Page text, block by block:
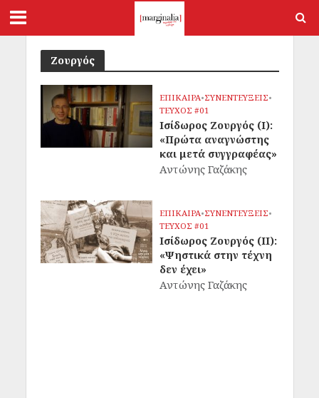
Ζουργός
ΕΠΙΚΑΙΡΑ•ΣΥΝΕΝΤΕΥΞΕΙΣ•
ΤΕΥΧΟΣ #01
Ισίδωρος Ζουργός (I):
«Πρώτα αναγνώστης
και μετά συγγραφέας»
Αντώνης Γαζάκης
ΕΠΙΚΑΙΡΑ•ΣΥΝΕΝΤΕΥΞΕΙΣ•
ΤΕΥΧΟΣ #01
Ισίδωρος Ζουργός (II):
«Ψηστικά στην τέχνη
δεν έχει»
Αντώνης Γαζάκης